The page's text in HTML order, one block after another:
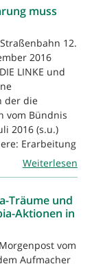
muss
12.
2016
LINKE und
der die
vom Bündnis
2016 (s.u.)
Erarbeitung
Weiterlesen
Träume und
Aktionen in
vom
Aufmacher